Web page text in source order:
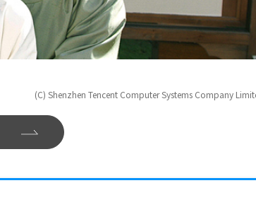
(C) Shenzhen Tencent Computer Systems Company